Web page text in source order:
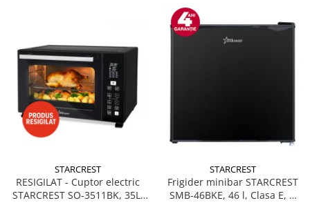
STARCREST
RESIGILAT - Cuptor electric
STARCREST SO-3511BK, 35L,
STARCREST
Frigider minibar STARCREST
SMB-46BKE, 46 l, Clasa E, H